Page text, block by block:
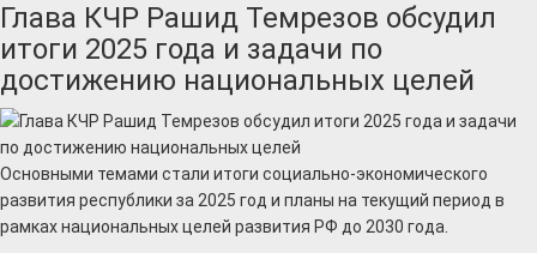
Глава КЧР Рашид Темрезов обсудил
итоги 2025 года и задачи по
достижению национальных целей
Основными темами стали итоги социально-экономического
развития республики за 2025 год и планы на текущий период в
рамках национальных целей развития РФ до 2030 года.